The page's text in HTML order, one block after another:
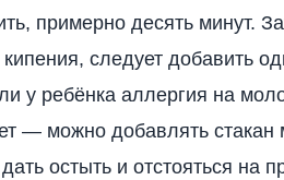
примерно десять минут.
следует добавить
ли у ребёнка аллергия на
— можно добавлять стакан
остыть и отстояться на